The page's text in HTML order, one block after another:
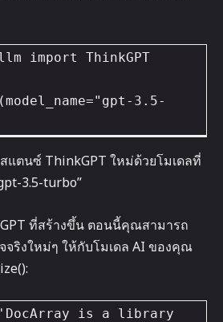
import ThinkGPT
3.5-
ตนซ์ ThinkGPT ใหม่ด้วยโมเดลที่
3.5-turbo”
ที่สร้างขึ้น ตอนนี้คุณสามารถ
ริงใหม่ๆ ให้กับโมเดล AI ของคุณ
is a library